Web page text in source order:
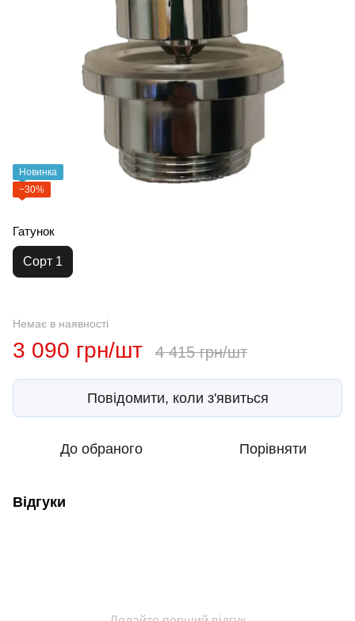
Новинка
−30%
Гатунок
Сорт 1
Немає в наявності
3 090 грн/шт 4 415 грн/шт
Повідомити, коли з'явиться
До обраного Порівняти
Відгуки